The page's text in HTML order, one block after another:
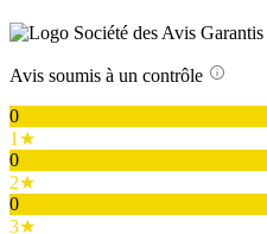
Avis soumis à un contrôle
0
1★
0
2★
0
3★